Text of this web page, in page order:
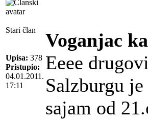
Stari član
Upisa: 378
Pristupio:
04.01.2011.
17:11
Voganjac
Eeee
Salzburgu
sajam od